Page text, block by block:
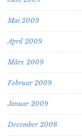
Mai 2009
April 2009
März 2009
Februar 2009
Januar 2009
Dezember 2008